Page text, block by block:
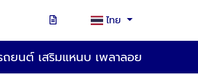
ไทย
ถยนต์ เสริมแหนบ เพลาลอย